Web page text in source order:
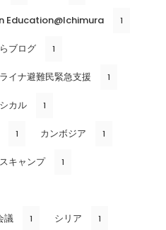
Education@Ichimura 1
ブログ 1
イナ避難民緊急支援 1
カル 1
1 カンボジア 1
キャンプ 1
議 1 シリア 1